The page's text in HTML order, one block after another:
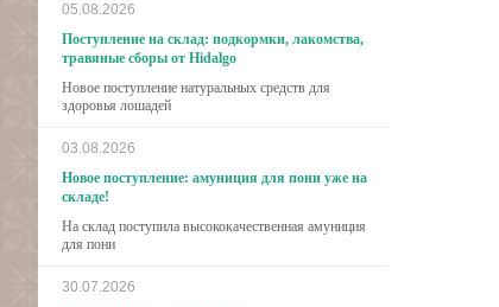
05.08.2026
Поступление на склад: подкормки, лакомства,
травяные сборы от Hidalgo
Новое поступление натуральных средств для
здоровья лошадей
03.08.2026
Новое поступление: амуниция для пони уже на
складе!
На склад поступила высококачественная амуниция
для пони
30.07.2026